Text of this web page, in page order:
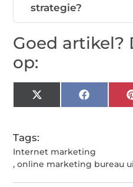
strategie?
Goed artikel?
op:
X
(Twitter)
Tags:
Internet marketing
,online marketing bureau